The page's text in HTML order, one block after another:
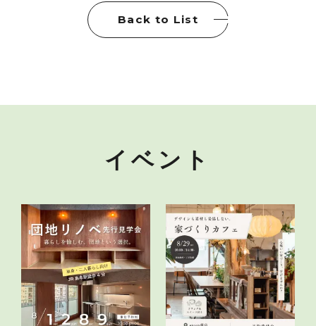
Back to List
イベント